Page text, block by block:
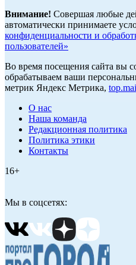
Внимание! Совершая любые
автоматически принимаете
конфиденциальности и
пользователей»
Во время посещения сайта вы
обрабатываем ваши
метрик Яндекс Метрика,
О нас
Наша команда
Редакционная политика
Политика этики
Контакты
16+
Мы в соцсетях: